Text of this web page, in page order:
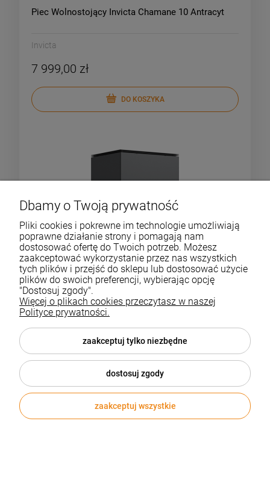
Piec Wolnostojący Invicta Chamane 10 Antracyt
Invicta
7 999,00 zł
DO KOSZYKA
Piec Stalowy Koza Thor View Ø 150 8 Kw
Kratki
Dbamy o Twoją prywatność
Pliki cookies i pokrewne im technologie umożliwiają
poprawne działanie strony i pomagają nam
dostosować ofertę do Twoich potrzeb. Możesz
zaakceptować wykorzystanie przez nas wszystkich
tych plików i przejść do sklepu lub dostosować użycie
plików do swoich preferencji, wybierając opcję
"Dostosuj zgody".
Więcej o plikach cookies przeczytasz w naszej
Polityce prywatności.
zaakceptuj tylko niezbędne
dostosuj zgody
zaakceptuj wszystkie